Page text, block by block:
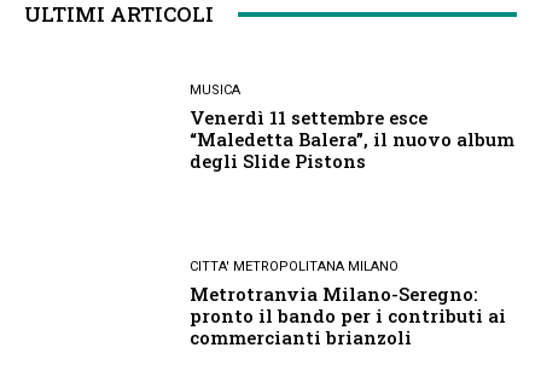
ULTIMI ARTICOLI
MUSICA
Venerdì 11 settembre esce
“Maledetta Balera”, il nuovo album
degli Slide Pistons
CITTA' METROPOLITANA MILANO
Metrotranvia Milano-Seregno:
pronto il bando per i contributi ai
commercianti brianzoli